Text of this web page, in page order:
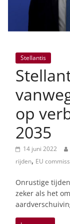
Stellantis
op
2035
14 juni 2022
rijden, EU
Onrustige
zeker als het